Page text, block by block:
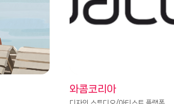
와콤코리아